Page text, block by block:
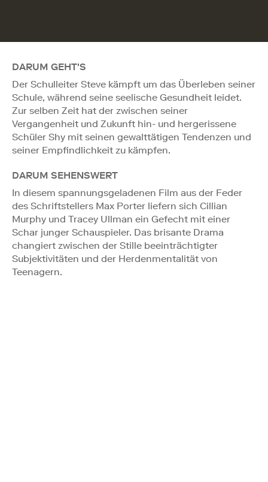
DARUM GEHT'S
Der Schulleiter Steve kämpft um das Überleben seiner
Schule, während seine seelische Gesundheit leidet.
Zur selben Zeit hat der zwischen seiner
Vergangenheit und Zukunft hin- und hergerissene
Schüler Shy mit seinen gewalttätigen Tendenzen und
seiner Empfindlichkeit zu kämpfen.
DARUM SEHENSWERT
In diesem spannungsgeladenen Film aus der Feder
des Schriftstellers Max Porter liefern sich Cillian
Murphy und Tracey Ullman ein Gefecht mit einer
Schar junger Schauspieler. Das brisante Drama
changiert zwischen der Stille beeinträchtigter
Subjektivitäten und der Herdenmentalität von
Teenagern.